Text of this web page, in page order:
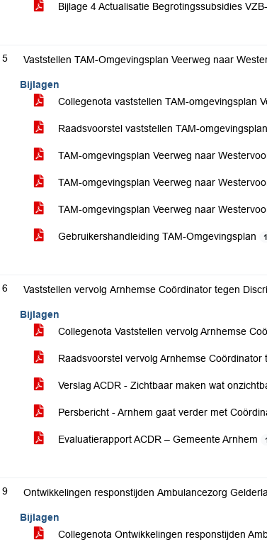
Bijlage 4 Actualisatie Begrotingssubsidies
5 Vaststellen TAM-Omgevingsplan Veerweg naar
Bijlagen
Collegenota vaststellen TAM-omgevingsplan
Raadsvoorstel vaststellen TAM-
TAM-omgevingsplan Veerweg naar
TAM-omgevingsplan Veerweg naar
TAM-omgevingsplan Veerweg naar
Gebruikershandleiding TAM-Omgevingsplan
6 Vaststellen vervolg Arnhemse Coördinator tegen
Bijlagen
Collegenota Vaststellen vervolg Arnhemse
Raadsvoorstel vervolg Arnhemse
Verslag ACDR - Zichtbaar maken wat
Persbericht - Arnhem gaat verder met
Evaluatierapport ACDR – Gemeente Arnhem
9 Ontwikkelingen responstijden Ambulancezorg
Bijlagen
Collegenota Ontwikkelingen responstijden